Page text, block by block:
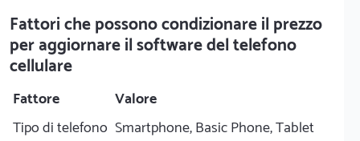
Fattori che possono condizionare il prezzo
per aggiornare il software del telefono
cellulare
Fattore
Valore
Tipo di telefono Smartphone, Basic Phone, Tablet